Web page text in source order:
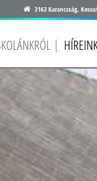
3163 Karancsság,